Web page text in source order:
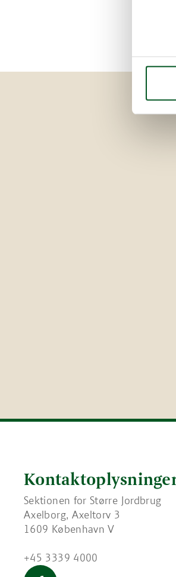
Sektionen for Større Jordbrug
Axelborg, Axeltorv 3
1609 København V
+45 3339 4000